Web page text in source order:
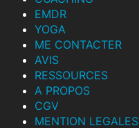
EMDR
YOGA
ME CONTACTER
AVIS
RESSOURCES
A PROPOS
CGV
MENTION LEGALES